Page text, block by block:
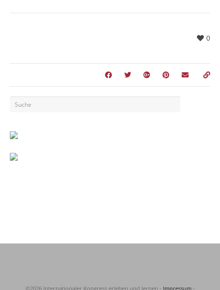
0
©2026 Internationaler Kongress erleben und lernen - Impressum-